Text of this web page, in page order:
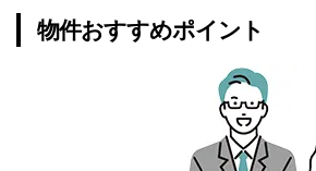
物件おすすめポイント